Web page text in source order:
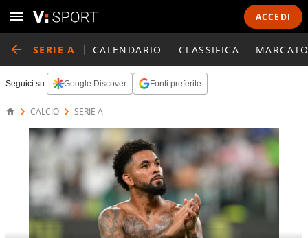
ACCEDI
SERIE A CALENDARIO CLASSIFICA
Seguici su: Google Discover Fonti preferite
CALCIO SERIE A